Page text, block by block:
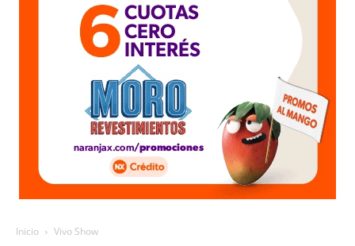
Inicio Vivo Show